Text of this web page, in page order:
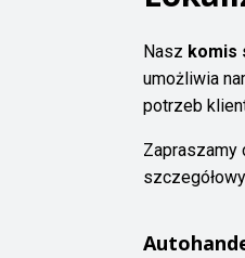
Nasz komis
umożliwia
potrzeb
Zapraszamy